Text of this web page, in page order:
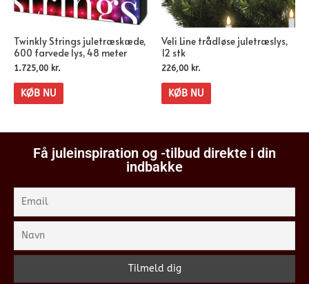
Twinkly Strings juletræskæde,
600 farvede lys, 48 meter
1.725,00 kr.
KØB NU
Veli Line trådløse juletræslys,
12 stk
226,00 kr.
KØB NU
Få juleinspiration og -tilbud direkte i din
indbakke